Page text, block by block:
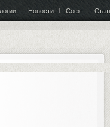
Новости Софт